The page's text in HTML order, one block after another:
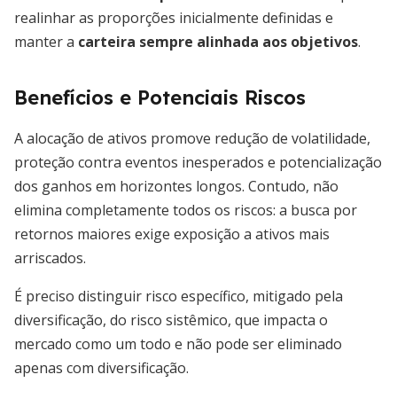
realinhar as proporções inicialmente definidas e
manter a carteira sempre alinhada aos objetivos.
Benefícios e Potenciais Riscos
A alocação de ativos promove redução de volatilidade,
proteção contra eventos inesperados e potencialização
dos ganhos em horizontes longos. Contudo, não
elimina completamente todos os riscos: a busca por
retornos maiores exige exposição a ativos mais
arriscados.
É preciso distinguir risco específico, mitigado pela
diversificação, do risco sistêmico, que impacta o
mercado como um todo e não pode ser eliminado
apenas com diversificação.